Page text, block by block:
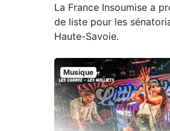
La France Insoumise a
de liste pour les
Haute-Savoie.
Musique